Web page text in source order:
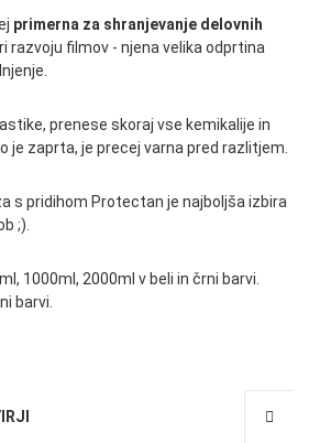
primerna za shranjevanje delovnih
razvoju filmov - njena velika odprtina
prenese skoraj vse kemikalije in
je zaprta, je precej varna pred razlitjem.
s pridihom Protectan je najboljša izbira
;).
1000ml, 2000ml v beli in črni barvi.
barvi.